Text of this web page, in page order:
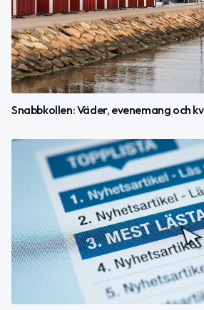
Snabbkollen: Väder, evenemang och